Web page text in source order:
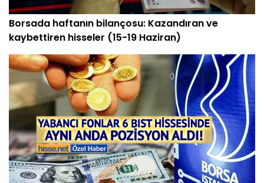
Borsada haftanın bilançosu: Kazandıran ve
kaybettiren hisseler (15-19 Haziran)